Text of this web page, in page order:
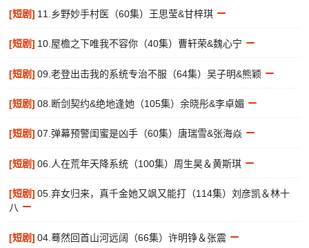
[短剧] 11.乡野妙手村医（60集）王思莹&甘梓琪
[短剧] 10.屋檐之下唯我不容你（40集）曹轩荣&魏心宁
[短剧] 09.老登出击我的系统专治不服（64集）吴子明&熊颖
[短剧] 08.断剑契约&绝地逢她（105集）余晓彤&李卓媚
[短剧] 07.弹幕预警闺蜜是凶手（60集）唐瑞雪&张海焱
[短剧] 06.人在荒年天降系统（100集）周生昊＆黄斯琪
[短剧] 05.弃女归来，真千金她又飒又能打（114集）刘彦凯＆林十
八
[短剧] 04.蓦然回首山河远阔（66集）许明铮＆张震